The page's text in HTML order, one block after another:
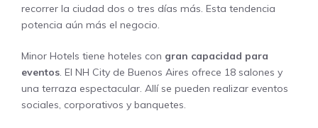
recorrer la ciudad dos o tres días más. Esta tendencia
potencia aún más el negocio.
Minor Hotels tiene hoteles con gran capacidad para
eventos. El NH City de Buenos Aires ofrece 18 salones y
una terraza espectacular. Allí se pueden realizar eventos
sociales, corporativos y banquetes.